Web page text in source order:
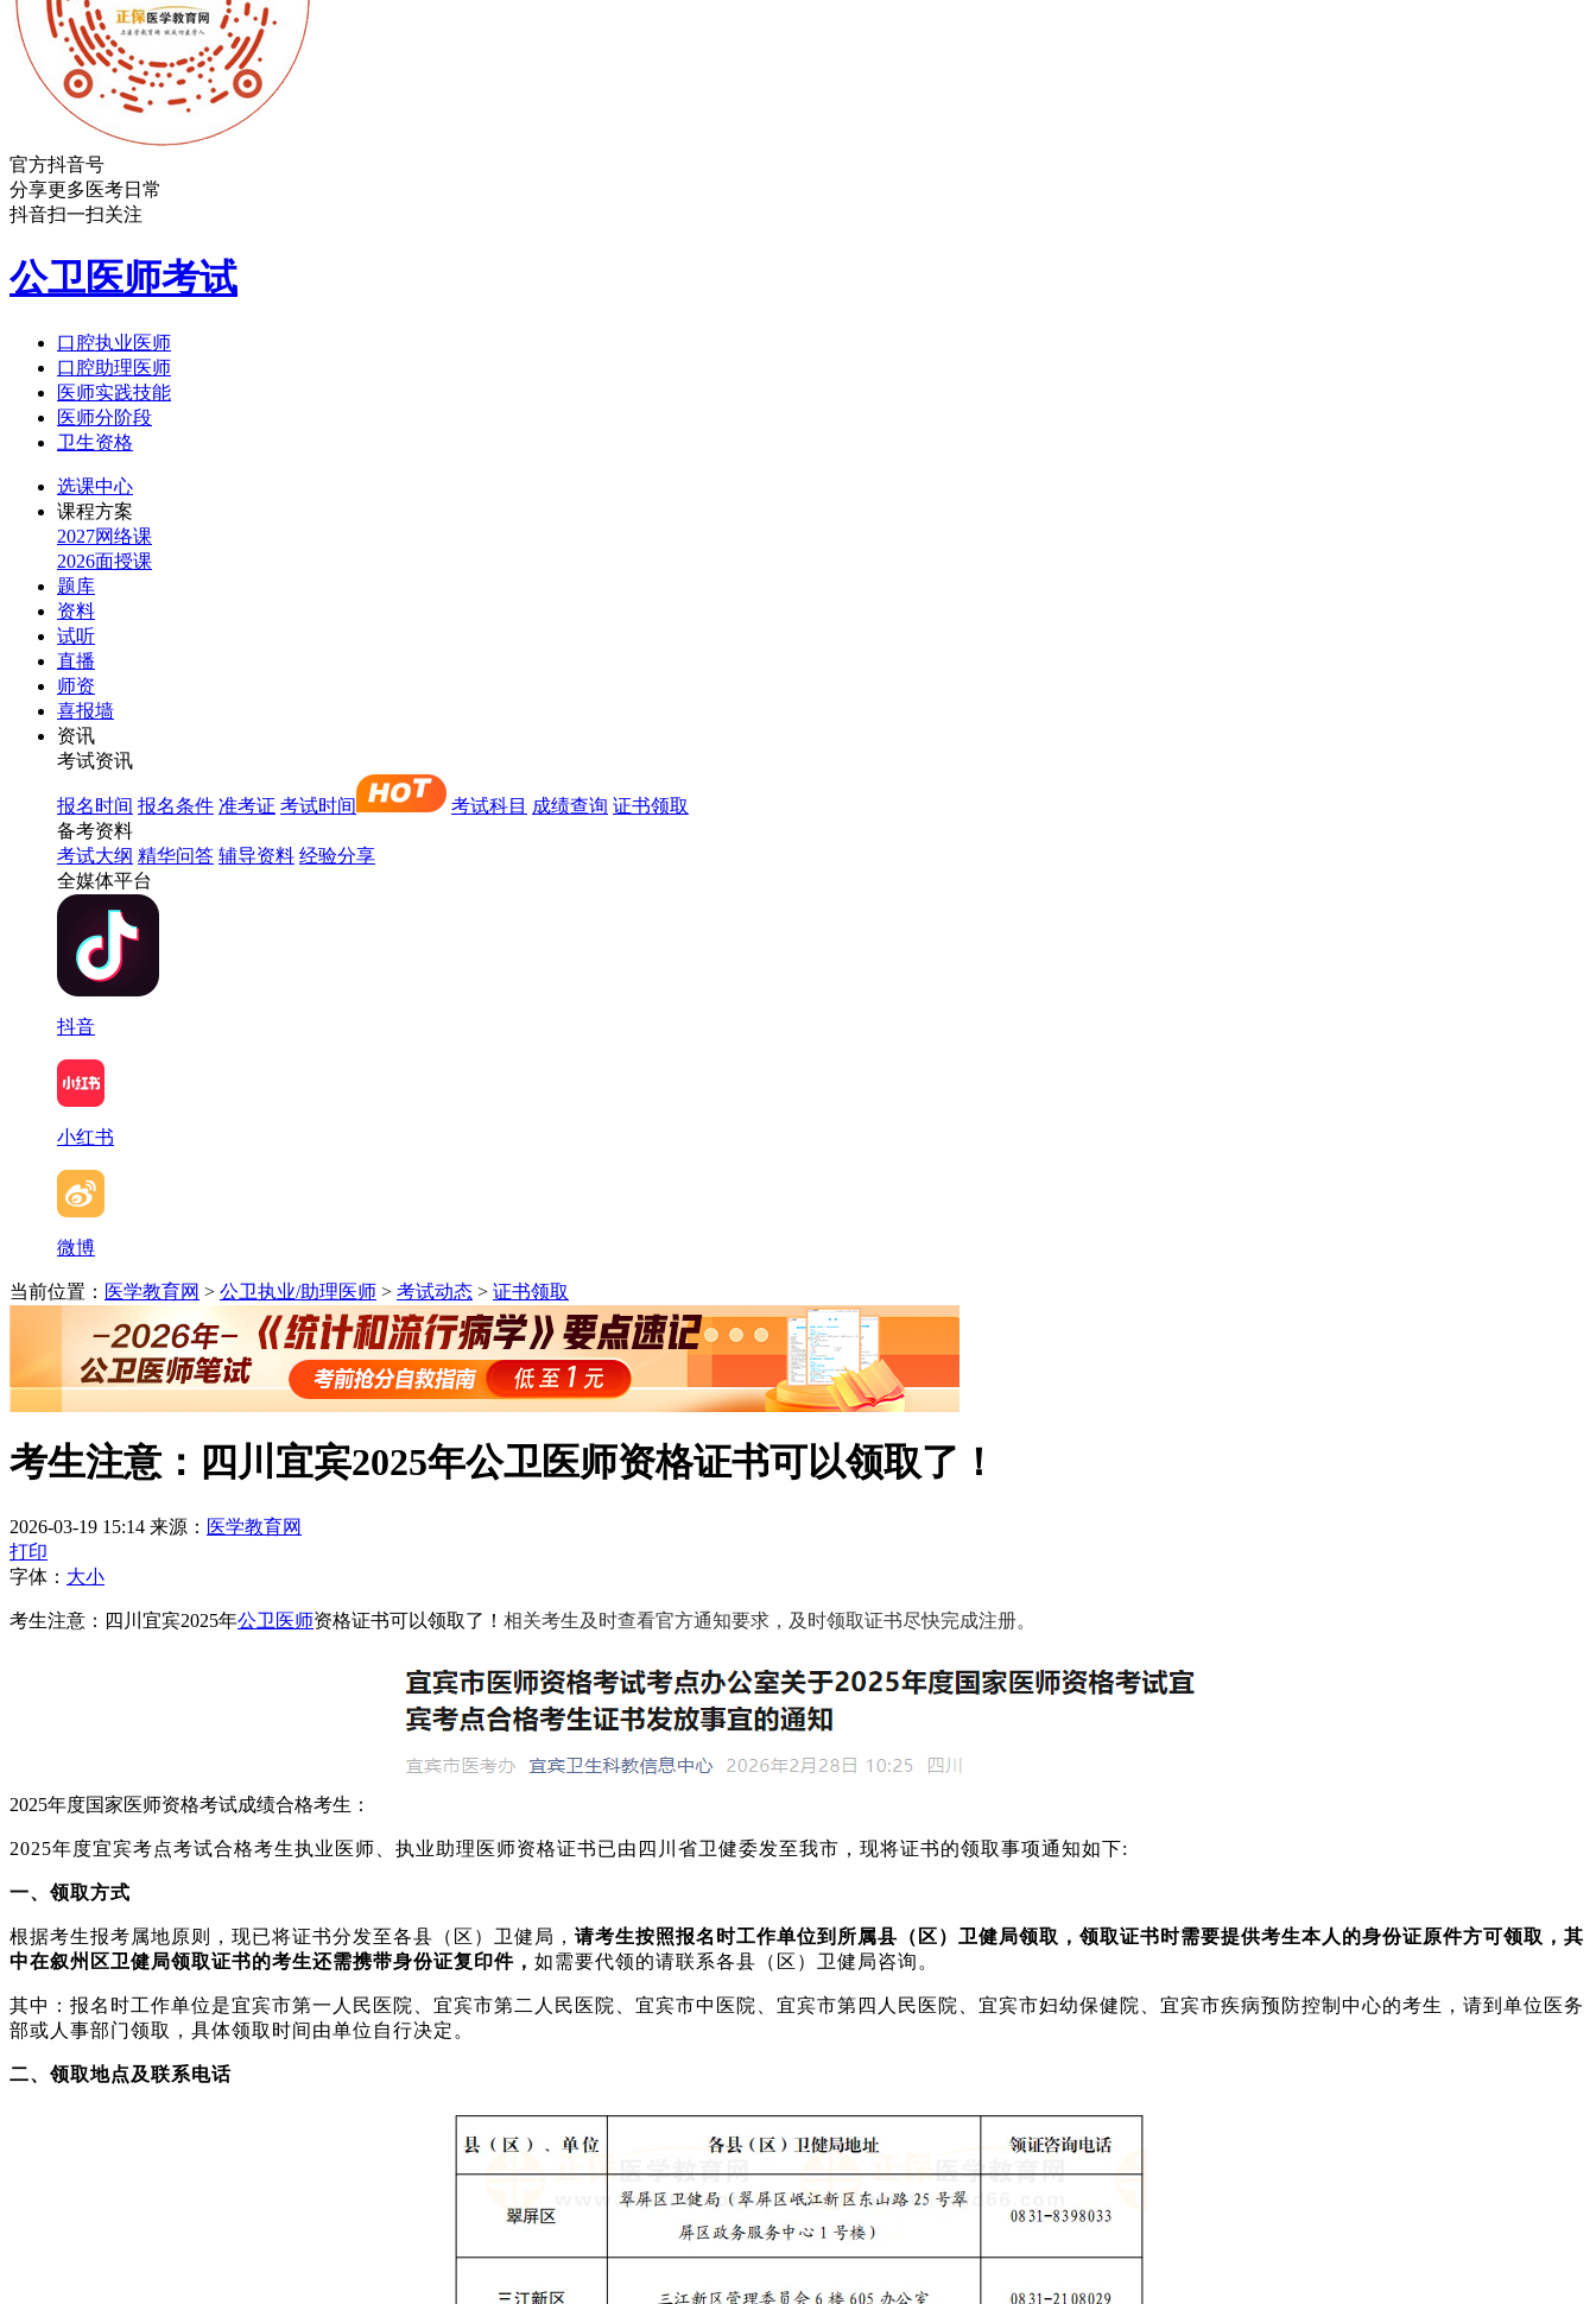
官方抖音号
分享更多医考日常
抖音扫一扫关注
公卫医师考试
口腔执业医师
口腔助理医师
医师实践技能
医师分阶段
卫生资格
选课中心
课程方案
2027网络课
2026面授课
题库
资料
试听
直播
师资
喜报墙
资讯
考试资讯
报名时间 报名条件 准考证 考试时间 考试科目 成绩查询 证书领取
备考资料
考试大纲 精华问答 辅导资料 经验分享
全媒体平台
抖音
小红书
微博
当前位置： 医学教育网 > 公卫执业/助理医师 > 考试动态 > 证书领取
考生注意：四川宜宾2025年公卫医师资格证书可以领取了！
2026-03-19 15:14 来源： 医学教育网
打印
字体： 大小
考生注意：四川宜宾2025年公卫医师资格证书可以领取了！ 相关考生及时查看官方通知要求，及时领取证书尽快完成注册。
2025年度国家医师资格考试成绩合格考生：
2025年度宜宾考点考试合格考生执业医师、执业助理医师资格证书已由四川省卫健委发至我市，现将证书的领取事项通知如下:
一、领取方式
根据考生报考属地原则，现已将证书分发至各县（区）卫健局， 请考生按照报名时工作单位到所属县（区）卫健局领取 ， 领取证书时需要提供考生本人的身份证原件方可领取， 其
中在叙州区卫健局领取证书的考生还需携带身份证复印件， 如需要代领的请联系各县（区）卫健局咨询。
其中：报名时工作单位是宜宾市第一人民医院、宜宾市第二人民医院、宜宾市中医院、宜宾市第四人民医院、 宜宾市妇幼保健院、 宜宾市疾病预防控制中心的考生，请到单位医务
部或人事部门领取，具体领取时间由单位自行决定。
二、领取地点及联系电话